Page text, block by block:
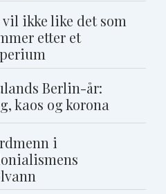
vil ikke like det som
etter et
Berlin-år:
kaos og korona
i